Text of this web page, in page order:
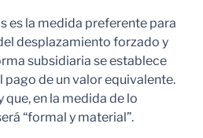
es la medida preferente para
desplazamiento forzado y
subsidiaria se establece
pago de un valor equivalente.
en la medida de lo
“formal y material”.